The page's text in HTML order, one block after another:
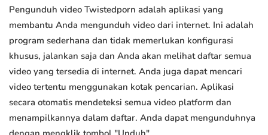
Pengunduh video Twistedporn adalah aplikasi yang
membantu Anda mengunduh video dari internet. Ini adalah
program sederhana dan tidak memerlukan konfigurasi
khusus, jalankan saja dan Anda akan melihat daftar semua
video yang tersedia di internet. Anda juga dapat mencari
video tertentu menggunakan kotak pencarian. Aplikasi
secara otomatis mendeteksi semua video platform dan
menampilkannya dalam daftar. Anda dapat mengunduhnya